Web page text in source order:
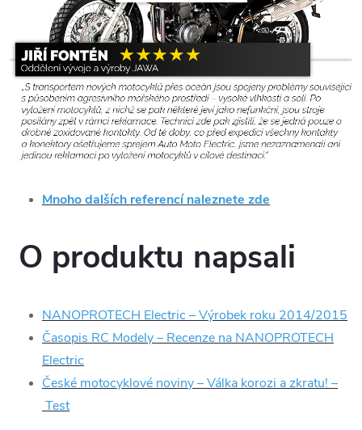
Mnoho dalších referencí naleznete zde
O produktu napsali
NANOPROTECH Electric – Výrobek roku 2014/2015
Časopis RC Modely – Recenze na NANOPROTECH
Electric
České motocyklové noviny – Válka korozi a zkratu! –
Test